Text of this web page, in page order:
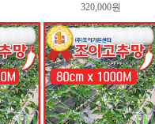
320,000원